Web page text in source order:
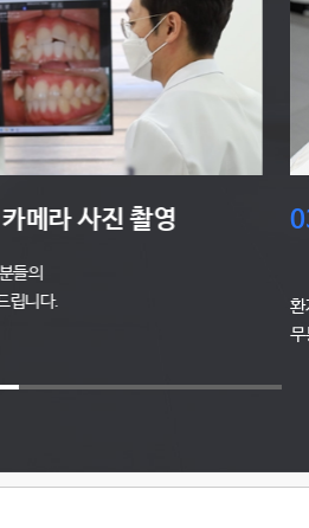
메라 사진 촬영
들의
립니다.
환
무